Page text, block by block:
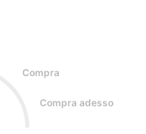
Compra
Compra adesso